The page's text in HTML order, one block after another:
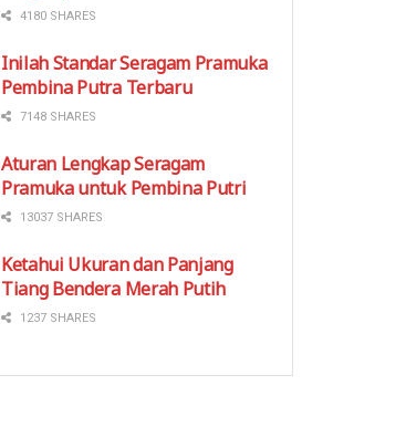
4180 SHARES
Inilah Standar Seragam Pramuka
Pembina Putra Terbaru
7148 SHARES
Aturan Lengkap Seragam
Pramuka untuk Pembina Putri
13037 SHARES
Ketahui Ukuran dan Panjang
Tiang Bendera Merah Putih
1237 SHARES